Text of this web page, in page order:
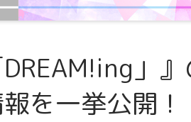
」
を一挙公開！